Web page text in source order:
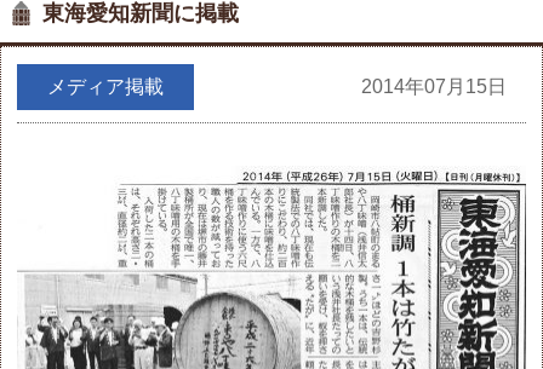
東海愛知新聞に掲載
メディア掲載 2014年07月15日